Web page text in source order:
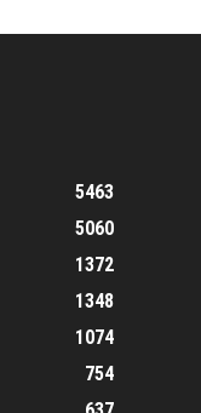
5463
5060
1372
1348
1074
754